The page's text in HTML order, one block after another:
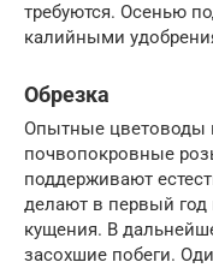
требуются. Осенью
калийными
Обрезка
Опытные цветоводы
почвопокровные
поддерживают
делают в первый год
кущения. В
засохшие побеги.